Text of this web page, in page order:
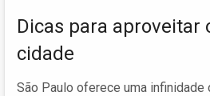
Dicas para aproveitar
cidade
São Paulo oferece uma infinidade